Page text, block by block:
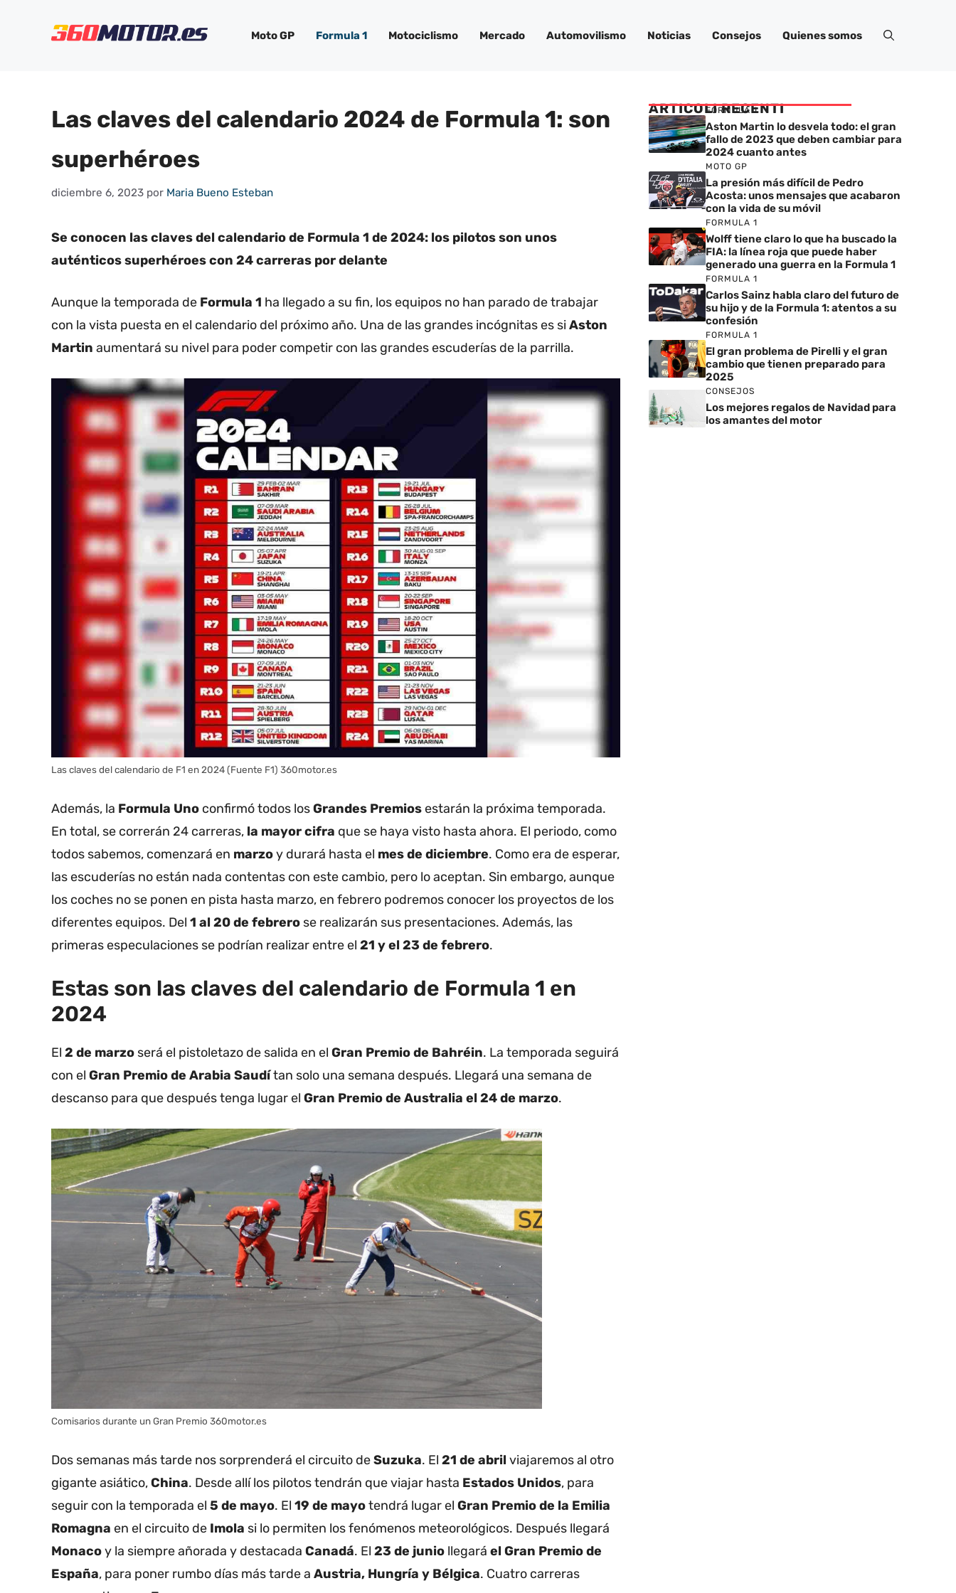
Moto GP Formula 1 Motociclismo Mercado Automovilismo Noticias Consejos Quienes somos
Las claves del calendario 2024 de Formula 1: son
superhéroes
diciembre 6, 2023 por Maria Bueno Esteban
Se conocen las claves del calendario de Formula 1 de 2024: los pilotos son unos
auténticos superhéroes con 24 carreras por delante
Aunque la temporada de Formula 1 ha llegado a su fin, los equipos no han parado de trabajar
con la vista puesta en el calendario del próximo año. Una de las grandes incógnitas es siAston
Martin aumentará su nivel para poder competir con las grandes escuderías de la parrilla.
Las claves del calendario de F1 en 2024 (Fuente F1) 360motor.es
Además, la Formula Uno confirmó todos losGrandes Premiosestarán la próxima temporada.
En total, se correrán 24 carreras, la mayor cifra que se haya visto hasta ahora. El periodo, como
todos sabemos, comenzará en marzoy durará hasta el mes de diciembre. Como era de esperar,
las escuderías no están nada contentas con este cambio, pero lo aceptan. Sin embargo, aunque
los coches no se ponen en pista hasta marzo, en febrero podremos conocer los proyectos de los
diferentes equipos. Del 1 al 20 de febrero se realizarán sus presentaciones. Además, las
primeras especulaciones se podrían realizar entre el 21 y el 23 de febrero.
Estas son las claves del calendario de Formula 1 en
2024
El 2 de marzo será el pistoletazo de salida en el Gran Premio de Bahréin. La temporada seguirá
con el Gran Premio de Arabia Saudítan solo una semana después. Llegará una semana de
descanso para que después tenga lugar el Gran Premio de Australia el 24 de marzo.
Comisarios durante un Gran Premio 360motor.es
Dos semanas más tarde nos sorprenderá el circuito deSuzuka. El 21 de abril viajaremos al otro
gigante asiático,China. Desde allí los pilotos tendrán que viajar hasta Estados Unidos, para
seguir con la temporada el 5 de mayo. El 19 de mayotendrá lugar el Gran Premio de la Emilia
Romagna en el circuito de Imola si lo permiten los fenómenos meteorológicos. Después llegará
Monacoy la siempre añorada y destacada Canadá. El 23 de junio llegará el Gran Premio de
España, para poner rumbo días más tarde a Austria, Hungría y Bélgica. Cuatro carreras
ARTICOLI RECENTI
FORMULA 1
Aston Martin lo desvela todo: el gran
fallo de 2023 que deben cambiar para
2024 cuanto antes
MOTO GP
La presión más difícil de Pedro
Acosta: unos mensajes que acabaron
con la vida de su móvil
FORMULA 1
Wolff tiene claro lo que ha buscado la
FIA: la línea roja que puede haber
generado una guerra en la Formula 1
FORMULA 1
Carlos Sainz habla claro del futuro de
su hijo y de la Formula 1: atentos a su
confesión
FORMULA 1
El gran problema de Pirelli y el gran
cambio que tienen preparado para
2025
CONSEJOS
Los mejores regalos de Navidad para
los amantes del motor